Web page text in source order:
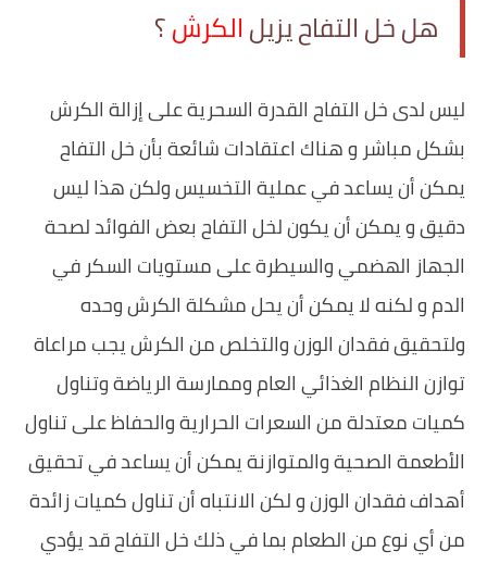
هل خل التفاح يزيلالكرش؟
ليس لدى خل التفاح القدرة السحرية على إزالة الكرش
بشكل مباشر و هناك اعتقادات شائعة بأن خل التفاح
يمكن أن يساعد في عملية التخسيس ولكن هذا ليس
دقيق و يمكن أن يكون لخل التفاح بعض الفوائد لصحة
الجهاز الهضمي والسيطرة على مستويات السكر في
الدم و لكنه لا يمكن أن يحل مشكلة الكرش وحده
ولتحقيق فقدان الوزن والتخلص من الكرش يجب مراعاة
توازن النظام الغذائي العام وممارسة الرياضة وتناول
كميات معتدلة من السعرات الحرارية والحفاظ على تناول
الأطعمة الصحية والمتوازنة يمكن أن يساعد في تحقيق
أهداف فقدان الوزن و لكن الانتباه أن تناول كميات زائدة
من أي نوع من الطعام بما في ذلك خل التفاح قد يؤدي